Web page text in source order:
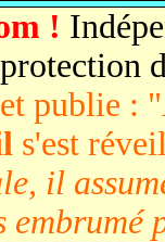
!
publie :
s'est
il